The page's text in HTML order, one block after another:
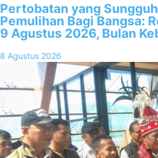
Pertobatan yang
Pemulihan Bagi Bangsa:
9 Agustus 2026, Bulan
8 Agustus 2026